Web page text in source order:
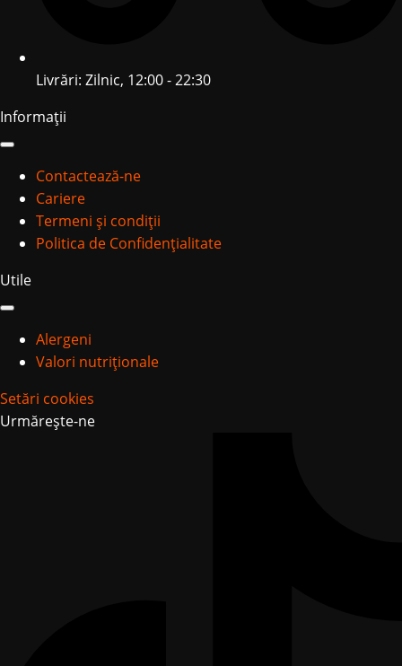
Livrări: Zilnic, 12:00 - 22:30
Informații
Contactează-ne
Cariere
Termeni și condiții
Politica de Confidențialitate
Utile
Alergeni
Valori nutriționale
Setări cookies
Urmărește-ne